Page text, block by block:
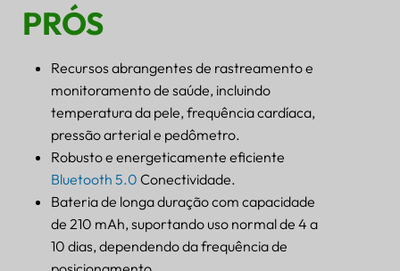
PRÓS
Recursos abrangentes de rastreamento e
monitoramento de saúde, incluindo
temperatura da pele, frequência cardíaca,
pressão arterial e pedômetro.
Robusto e energeticamente eficiente
Bluetooth 5.0 Conectividade.
Bateria de longa duração com capacidade
de 210 mAh, suportando uso normal de 4 a
10 dias, dependendo da frequência de